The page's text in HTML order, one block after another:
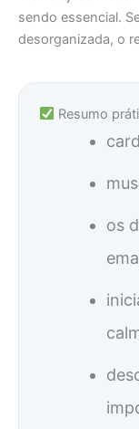
sendo essencial.
desorganizada, o
Resumo
os